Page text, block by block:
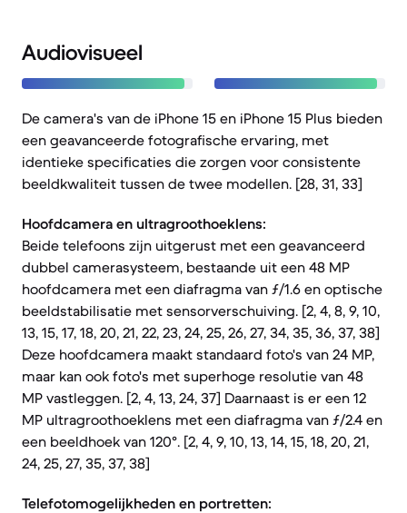
Audiovisueel
De camera's van de iPhone 15 en iPhone 15 Plus bieden
een geavanceerde fotografische ervaring, met
identieke specificaties die zorgen voor consistente
beeldkwaliteit tussen de twee modellen. [28, 31, 33]
Hoofdcamera en ultragroothoeklens:
Beide telefoons zijn uitgerust met een geavanceerd
dubbel camerasysteem, bestaande uit een 48 MP
hoofdcamera met een diafragma van ƒ/1.6 en optische
beeldstabilisatie met sensorverschuiving. [2, 4, 8, 9, 10,
13, 15, 17, 18, 20, 21, 22, 23, 24, 25, 26, 27, 34, 35, 36, 37, 38]
Deze hoofdcamera maakt standaard foto's van 24 MP,
maar kan ook foto's met superhoge resolutie van 48
MP vastleggen. [2, 4, 13, 24, 37] Daarnaast is er een 12
MP ultragroothoeklens met een diafragma van ƒ/2.4 en
een beeldhoek van 120°. [2, 4, 9, 10, 13, 14, 15, 18, 20, 21,
24, 25, 27, 35, 37, 38]
Telefotomogelijkheden en portretten: